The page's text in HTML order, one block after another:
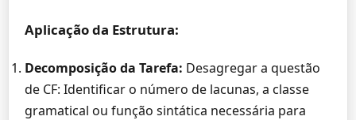
Aplicação da Estrutura:
Decomposição da Tarefa: Desagregar a questão
de CF: Identificar o número de lacunas, a classe
gramatical ou função sintática necessária para